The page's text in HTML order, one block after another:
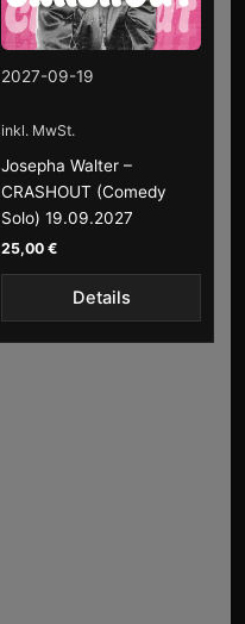
2027-09-19
inkl. MwSt.
Josepha Walter –
CRASHOUT (Comedy
Solo) 19.09.2027
25,00 €
Details